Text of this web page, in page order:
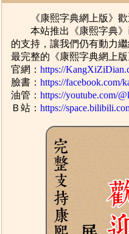
《康熙字典網上版》歡
本站推出《康熙字典》
的支持，讓我們仍有動力
最完整的《康熙字典網上版
官網：https://
臉書：https://facebook.com/
油管：https://youtube.com/
Ｂ站：https://